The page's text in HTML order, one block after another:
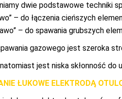
dwie podstawowe techniki
– do łączenia cieńszych
– do spawania grubszych
gazowego jest szeroka
jest niska skłonność do
ŁUKOWE ELEKTRODĄ